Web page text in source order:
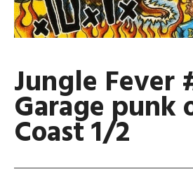
Jungle Fever
Garage punk
Coast 1/2